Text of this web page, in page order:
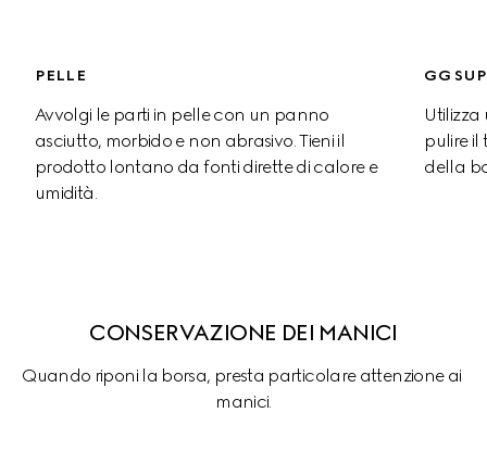
PELLE
Avvolgi le parti in pelle con un panno
asciutto, morbido e non abrasivo. Tieni il
prodotto lontano da fonti dirette di calore e
umidità.
GG
pulire il
della
CONSERVAZIONE DEI MANICI
Quando riponi la borsa, presta particolare attenzione ai
manici.